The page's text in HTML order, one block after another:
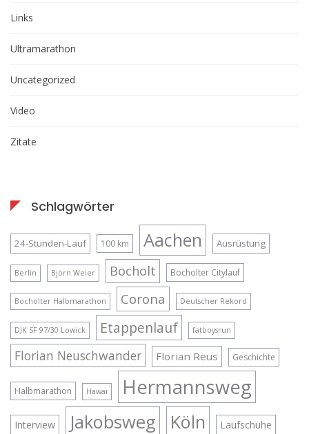
Links
Ultramarathon
Uncategorized
Video
Zitate
Schlagwörter
24-Stunden-Lauf 100 km Aachen Ausrüstung
Berlin Björn Weier Bocholt Bocholter Citylauf
Bocholter Halbmarathon Corona Deutscher Rekord
DJK SF 97/30 Lowick Etappenlauf fatboysrun
Florian Neuschwander Florian Reus Geschichte
Halbmarathon Hawai Hermannsweg
Interview Jakobsweg Köln Laufschuhe